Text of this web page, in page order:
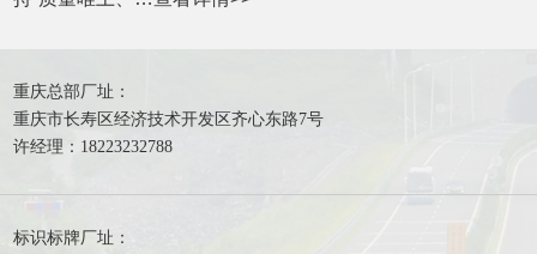
重庆总部厂址：
重庆市长寿区经济技术开发区齐心东路7号
许经理：18223232788
标识标牌厂址：